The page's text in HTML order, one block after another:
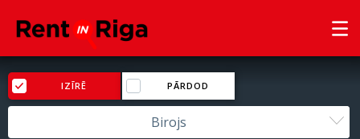
IZĪRĒ PĀRDOD
Birojs